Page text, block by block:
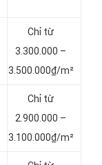
Chỉ từ
3.300.000 –
3.500.000₫/m²
Chỉ từ
2.900.000 –
3.100.000₫/m²